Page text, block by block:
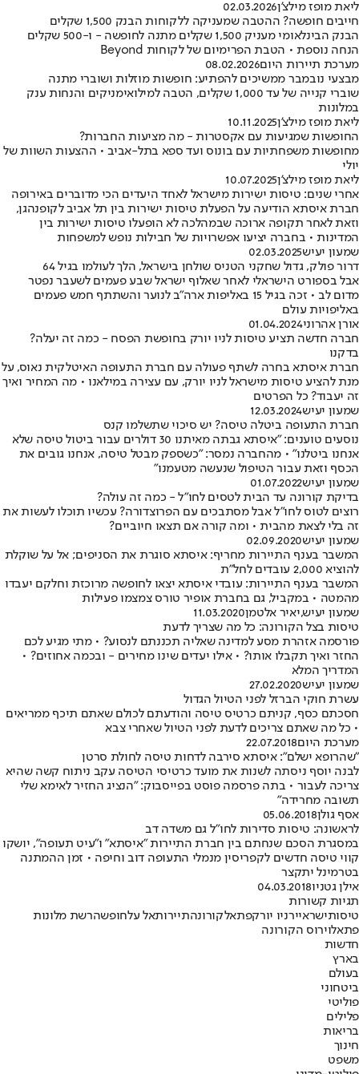
ליאת מופז מילצ'ן02.03.2026
חייבים חופשה? ההטבה שמעניקה ללקוחות הבנק 1,500 שקלים
הבנק הבינלאומי מעניק 1,500 שקלים מתנה לחופשה - ו-500 שקלים
הנחה נוספת • הטבת הפרימיום של לקוחות Beyond
מערכת תיירות היום08.02.2026
מבצעי נובמבר ממשיכים להפתיע: חופשות מוזלות ושוברי מתנה
שוברי קנייה של עד 1,000 שקלים, הטבה למילואימניקים והנחות ענק
במלונות
ליאת מופז מילצ'ן10.11.2025
החופשות שמגיעות עם אקסטרות - מה מציעות החברות?
מחופשות משפחתיות עם בונוס ועד ספא בתל-אביב • ההצעות השוות של
יולי
ליאת מופז מילצ'ן10.07.2025
אחרי שנים: טיסות ישירות מישראל לאחד היעדים הכי מדוברים באירופה
חברת איסתא הודיעה על הפעלת טיסות ישירות בין תל אביב לקופנהגן,
וזאת לאחר תקופה ארוכה שבמהלכה לא הופעלו טיסות ישירות בין
המדינות • בחברה יציעו אפשרויות של חבילות נופש למשפחות
שמעון יעיש02.03.2025
דרור פולק, גדול שחקני הטניס שולחן בישראל, הלך לעולמו בגיל 64
אבל בספורט הישראלי לאחר שאלוף ישראל שבע פעמים לשעבר נפטר
מדום לב • זכה בגיל 15 באליפות ארה"ב לנוער והשתתף חמש פעמים
באליפויות עולם
אורן אהרוני01.04.2024
חברה חדשה תציע טיסות לניו יורק בחופשת הפסח - כמה זה יעלה?
בדקנו
חברת איסתא בחרה לשתף פעולה עם חברת התעופה האיטלקית נאוס, על
מנת להציע טיסות מישראל לניו יורק, עם עצירה במילאנו • מה המחיר ואיך
זה יעבוד? כל הפרטים
שמעון יעיש12.03.2024
חברת התעופה ביטלה טיסה? יש סיכוי שתשלמו קנס
נוסעים טוענים: "איסתא גבתה מאיתנו 30 דולרים עבור ביטול טיסה שלא
אנחנו ביטלנו" • מהחברה נמסר: "כשספק מבטל טיסה, אנחנו גובים את
הכסף וזאת עבור הטיפול שנעשה מטעמנו"
שמעון יעיש01.07.2022
בדיקת קורונה עד הבית לטסים לחו"ל - כמה זה עולה?
רוצים לטוס לחו"ל אבל מסתבכים עם הפרוצדורה? עכשיו תוכלו לעשות את
זה בלי לצאת מהבית • ומה קורה אם תצאו חיוביים?
שמעון יעיש02.09.2020
המשבר בענף התיירות מחריף: איסתא סוגרת את הסניפים; אל על שוקלת
להוציא 2,000 עובדים לחל"ת
המשבר בענף התיירות: עובדי איסתא יצאו לחופשה מרוכזת וחלקם יעבדו
מהמטה • במקביל, גם בחברת אופיר טורס צמצמו פעילות
שמעון יעיש,יאיר אלטמן11.03.2020
טיסות בצל הקורונה: כל מה שצריך לדעת
פורסמה אזהרת מסע למדינה שאליה תכננתם לנסוע? • מתי מגיע לכם
החזר ואיך תקבלו אותו? • אילו יעדים שינו מחירים - ובכמה אחוזים? •
המדריך המלא
שמעון יעיש27.02.2020
עשרת חוקי הברזל לפני הטיול הגדול
חסכתם כסף, קניתם כרטיס טיסה והודעתם לכולם שאתם תיכף ממריאים
• כל מה שאתם צריכים לדעת לפני הטיול שאחרי צבא
מערכת היום22.07.2018
"שהרופא ישלם": איסתא סירבה לדחות טיסה לחולת סרטן
לבנה יוסף ניסתה לשנות את מועד כרטיסי הטיסה עקב ניתוח קשה שהיא
צריכה לעבור • בתה פרסמה פוסט בפייסבוק: "הנציג החזיר לאימא שלי
תשובה מחרידה"
אסף גולן05.06.2018
לראשונה: טיסות סדירות לחו"ל גם משדה דב
במסגרת הסכם שנחתם בין חברת התיירות "איסתא" ו"עיט תעופה", יושקו
קווי טיסה חדשים לקפריסין מנמלי התעופה דוב וחיפה • זמן ההמתנה
בטרמינל יתקצר
אילן גטניו04.03.2018
תגיות קשורות
טיסותישראיירניו יורקפתאלקורונהתיירותאל עלחופשהרשת מלונות
פתאלוירוס הקורונה
חדשות
בארץ
בעולם
ביטחוני
פוליטי
פלילים
בריאות
חינוך
משפט